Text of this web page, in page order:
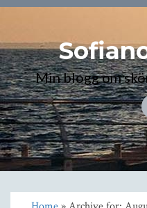
Min blogg om